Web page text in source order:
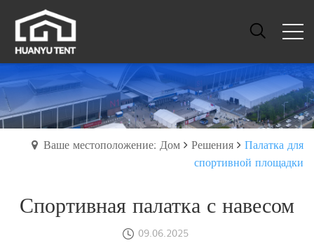
Ваше местоположение: Дом Решения
Палатка для
спортивной площадки
Спортивная палатка с навесом
09.06.2025